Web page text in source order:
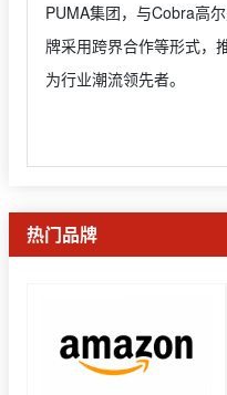
PUMA集团，与Cobra高
牌采用跨界合作等形式，
为行业潮流领先者。
热门品牌